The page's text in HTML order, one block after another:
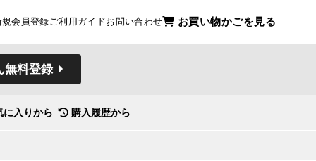
規会員登録ご利用ガイドお問い合わせ お買い物かごを見る
無料登録
に入りから 購入履歴から